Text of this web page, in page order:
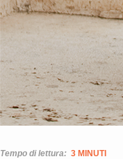
Tempo di lettura: 3 MINUTI